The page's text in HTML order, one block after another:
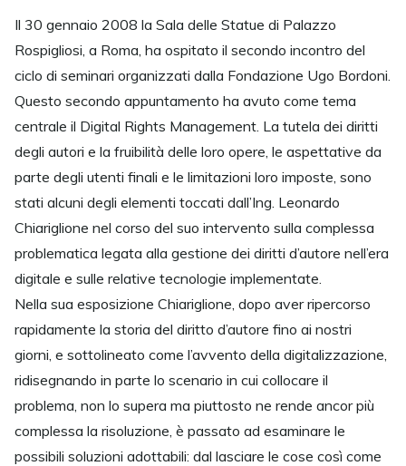
Il 30 gennaio 2008 la Sala delle Statue di Palazzo
Rospigliosi, a Roma, ha ospitato il secondo incontro del
ciclo di seminari organizzati dalla Fondazione Ugo Bordoni.
Questo secondo appuntamento ha avuto come tema
centrale il Digital Rights Management. La tutela dei diritti
degli autori e la fruibilità delle loro opere, le aspettative da
parte degli utenti finali e le limitazioni loro imposte, sono
stati alcuni degli elementi toccati dall’Ing. Leonardo
Chiariglione nel corso del suo intervento sulla complessa
problematica legata alla gestione dei diritti d’autore nell’era
digitale e sulle relative tecnologie implementate.
Nella sua esposizione Chiariglione, dopo aver ripercorso
rapidamente la storia del diritto d’autore fino ai nostri
giorni, e sottolineato come l’avvento della digitalizzazione,
ridisegnando in parte lo scenario in cui collocare il
problema, non lo supera ma piuttosto ne rende ancor più
complessa la risoluzione, è passato ad esaminare le
possibili soluzioni adottabili: dal lasciare le cose così come